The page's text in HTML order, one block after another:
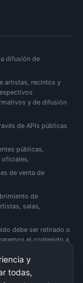
difusión de
artistas, recintos y
y de difusión
de APIs públicas
públicas,
oficiales.
de venta de
de
salas,
debe ser retirado o
el contenido a
plataformas oficiales de
y
todas,